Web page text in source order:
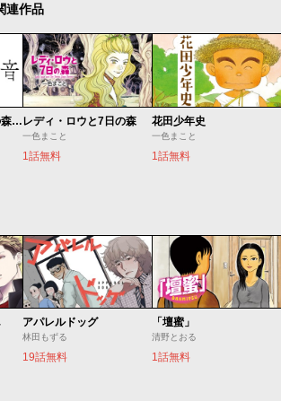
連作品
もうひとつのピアノの森 整う音レディ・ロウと7日の森
一色まこと
1話無料
花田少年史
一色まこと
1話無料
アパレルドッグ
林田もずる
19話無料
「壇蜜」
清野とおる
1話無料